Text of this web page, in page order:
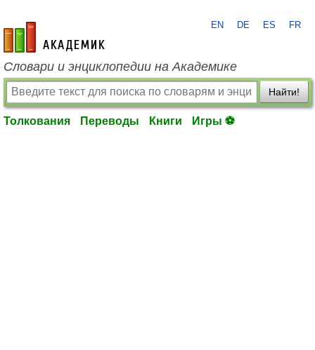
academic.ru
EN DE ES FR
Словари и энциклопедии на Академике
Найти!
Толкования Переводы Книги Игры ⚽